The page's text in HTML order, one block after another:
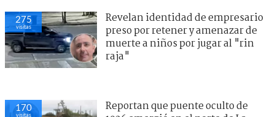
275
visitas
Revelan identidad de empresario
preso por retener y amenazar de
muerte a niños por jugar al "rin
raja"
170
visitas
Reportan que puente oculto de